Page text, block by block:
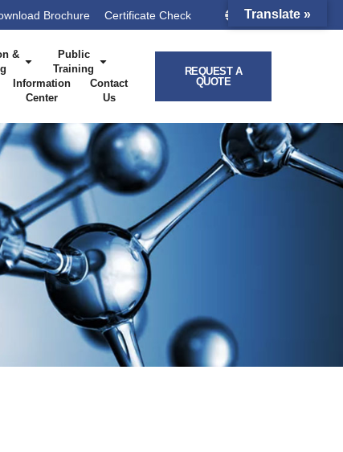
Brochure Certificate Check China
&
Public
Training
Information
Center
Contact
Us
REQUEST A
QUOTE
Translate »